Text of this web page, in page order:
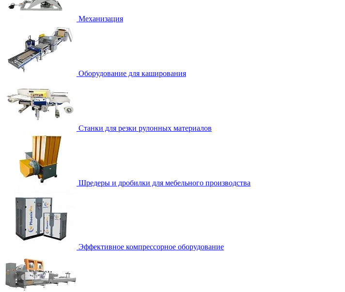
Механизация
Оборудование для каширования
Станки для резки рулонных материалов
Шредеры и дробилки для мебельного производства
Эффективное компрессорное оборудование